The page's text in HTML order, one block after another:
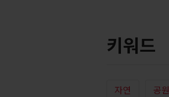
키워드
자연 공원